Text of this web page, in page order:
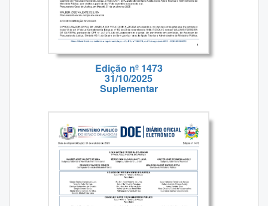
Edição nº 1473
31/10/2025
Suplementar